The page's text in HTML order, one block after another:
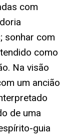
com
sonhar com
como
Na visão
um ancião
de uma
guia